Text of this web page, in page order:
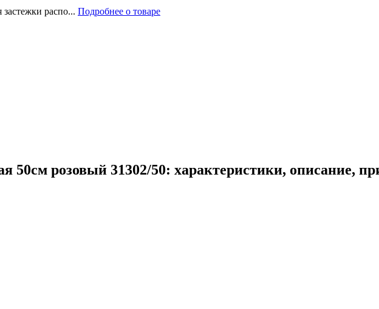
распо... Подробнее о товаре
50см розовый 31302/50: характеристики, описание,